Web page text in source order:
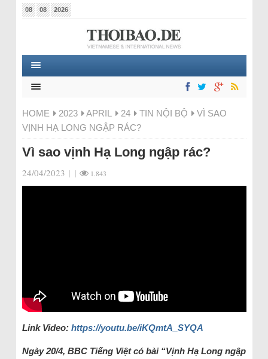
08 08 2026
HOME 2023 APRIL 24 TIN NỘI BỘ
VÌ SAO
VỊNH HẠ LONG NGẬP RÁC?
Vì sao vịnh Hạ Long ngập rác?
24/04/2023 | | 1.843
Link Video: https://youtu.be/iKQmtA_SYQA
Ngày 20/4, BBC Tiếng Việt có bài “Vịnh Hạ Long ngập